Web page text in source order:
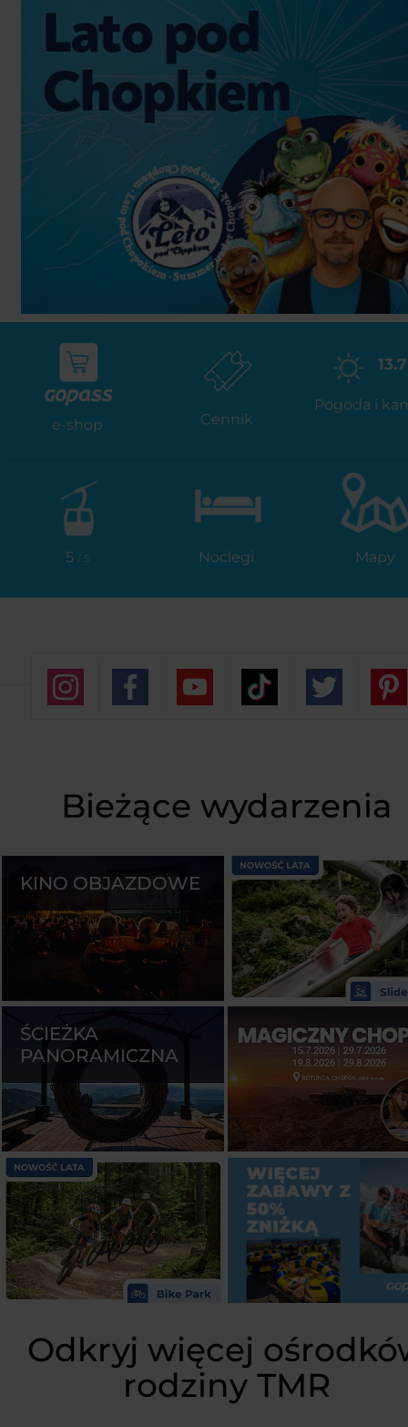
e-shop Cennik
13.7
Pogoda i
5 / 5 Noclegi Mapy
Bieżące wydarzenia
KINO OBJAZDOWE
ŚCIEŻKA
PANORAMICZNA
Odkryj więcej
rodziny TMR